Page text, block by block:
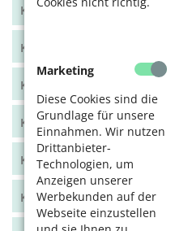
Marketing
Diese Cookies sind die
Grundlage für unsere
Einnahmen. Wir nutzen
Drittanbieter-
Technologien, um
Anzeigen unserer
Werbekunden auf der
Webseite einzustellen
KölnerLeben Juni/Juli 2020
KölnerLeben April/Mai 2020
KölnerLeben Feb/März 2020
KölnerLeben Dez 19/Jan 20
KölnerLeben Okt/Nov 19
KölnerLeben Aug/Sept 2019